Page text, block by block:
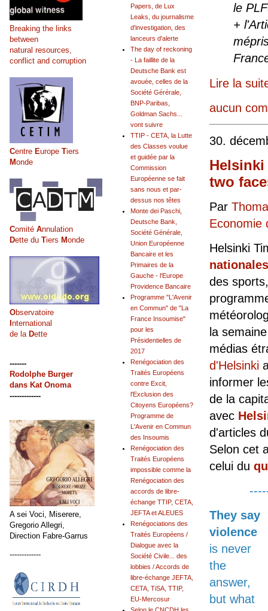
le
+
Lire la
aucun
30.
Helsinki
two
Par
Economie
Helsinki
des
la
médias
d'Helsinki
informer
de la
avec
d'articles
Selon cet
celui du
They say
violence
is never
the
answer,
but what
Papers, de Lux
Leaks, du journalisme
d'investigation, des
lanceurs d'alerte
The day of reckoning
- La faillite de la
Deutsche Bank est
avouée, celles de la
Société Gérérale,
BNP-Paribas,
Goldman Sachs...
vont suivre
TTIP - CETA, la Lutte
des Classes voulue
et guidée par la
Commission
Européenne se fait
sans nous et par-
dessus nos têtes
Monte dei Paschi,
Deutsche Bank,
Société Générale,
Union Européenne
Bancaire et les
Primaires de la
Gauche - l'Europe
Providence Bancaire
Programme "L'Avenir
en Commun" de "La
France Insoumise"
pour les
Présidentielles de
2017
Renégociation des
Traités Européens
contre Excit,
l'Exclusion des
Citoyens Européens?
Programme de
L'Avenir en Commun
des Insoumis
Renégociation des
Traités Européens
impossible comme la
Renégociation des
accords de libre-
échange TTIP, CETA,
JEFTA et ALEUES
Renégociations des
Traités Européens /
Dialogue avec la
Société Civile... des
lobbies / Accords de
libre-échange JEFTA,
CETA, TiSA, TTIP,
EU-Mercosur
Breaking the links
between
natural resources,
conflict and corruption
Centre Europe Tiers
Monde
Comité Annulation
Dette du Tiers Monde
Observatoire
International
de la Dette
-------
Rodolphe Burger
dans Kat Onoma
-------------
A sei Voci, Miserere,
Gregorio Allegri,
Direction Fabre-Garrus
-------------